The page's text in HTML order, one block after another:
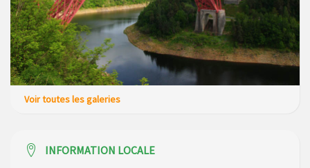
Voir toutes les galeries
INFORMATION LOCALE